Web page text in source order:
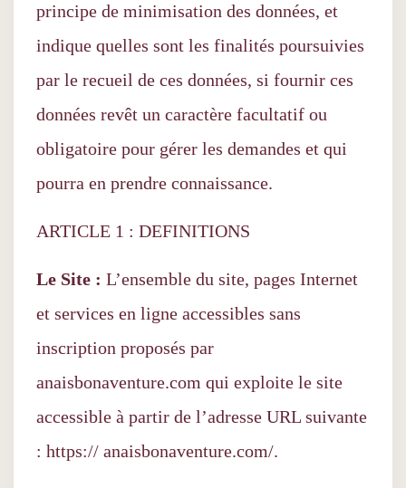
principe de minimisation des données, et
indique quelles sont les finalités poursuivies
par le recueil de ces données, si fournir ces
données revêt un caractère facultatif ou
obligatoire pour gérer les demandes et qui
pourra en prendre connaissance.
ARTICLE 1 : DEFINITIONS
Le Site : L’ensemble du site, pages Internet
et services en ligne accessibles sans
inscription proposés par
anaisbonaventure.com qui exploite le site
accessible à partir de l’adresse URL suivante
: https:// anaisbonaventure.com/.